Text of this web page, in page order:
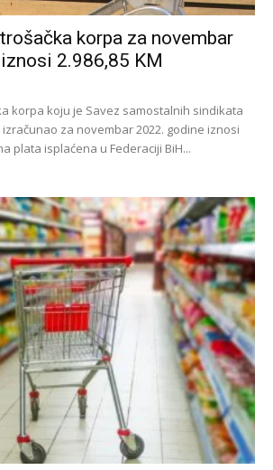
korpa za novembar
2.986,85 KM
korpa koju je Savez samostalnih sindikata
za novembar 2022. godine iznosi
plata isplaćena u Federaciji BiH...